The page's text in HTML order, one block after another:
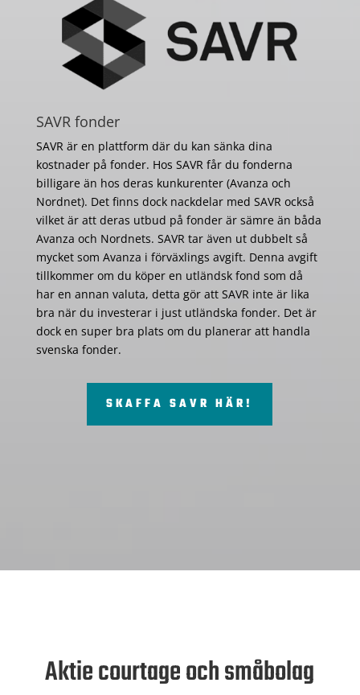
SAVR fonder
SAVR är en plattform där du kan sänka dina
kostnader på fonder. Hos SAVR får du fonderna
billigare än hos deras kunkurenter (Avanza och
Nordnet). Det finns dock nackdelar med SAVR också
vilket är att deras utbud på fonder är sämre än båda
Avanza och Nordnets. SAVR tar även ut dubbelt så
mycket som Avanza i förväxlings avgift. Denna avgift
tillkommer om du köper en utländsk fond som då
har en annan valuta, detta gör att SAVR inte är lika
bra när du investerar i just utländska fonder. Det är
dock en super bra plats om du planerar att handla
svenska fonder.
SKAFFA SAVR HÄR!
Aktie courtage och småbolag